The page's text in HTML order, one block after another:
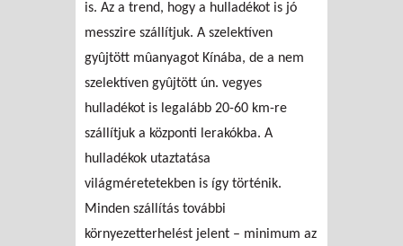
is. Az a trend, hogy a hulladékot is jó
messzire szállítjuk. A szelektíven
gyûjtött mûanyagot Kínába, de a nem
szelektíven gyûjtött ún. vegyes
hulladékot is legalább 20-60 km-re
szállítjuk a központi lerakókba. A
hulladékok utaztatása
világméretetekben is így történik.
Minden szállítás további
környezetterhelést jelent – minimum az